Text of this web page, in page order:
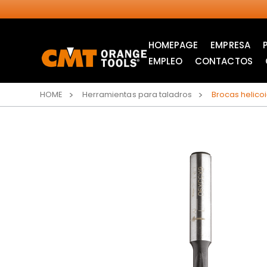
HOMEPAGE EMPRESA
HOJAS DE SIERRA DE
CALAR
EMPLEO
CONTACTOS
HOME Herramientas para taladros Brocas